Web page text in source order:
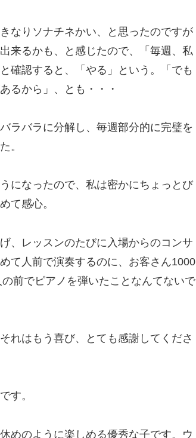
なりソナチネかい、と思ったのですが
来るかも、と感じたので、「毎週、私
確認すると、「やる」という。「でも
るから」、とも・・・
ラバラに分解し、毎週部分的に完璧を
。
になったので、私は密かにちょっとび
て感心。
、レッスンのたびに入場からのコンサ
て人前で演奏するのに、お客さん1000
前でピアノを弾いたことなんてないで
れはもう喜び、とても感謝してくださ
す。
めのように楽しめる優秀な子です。ウ